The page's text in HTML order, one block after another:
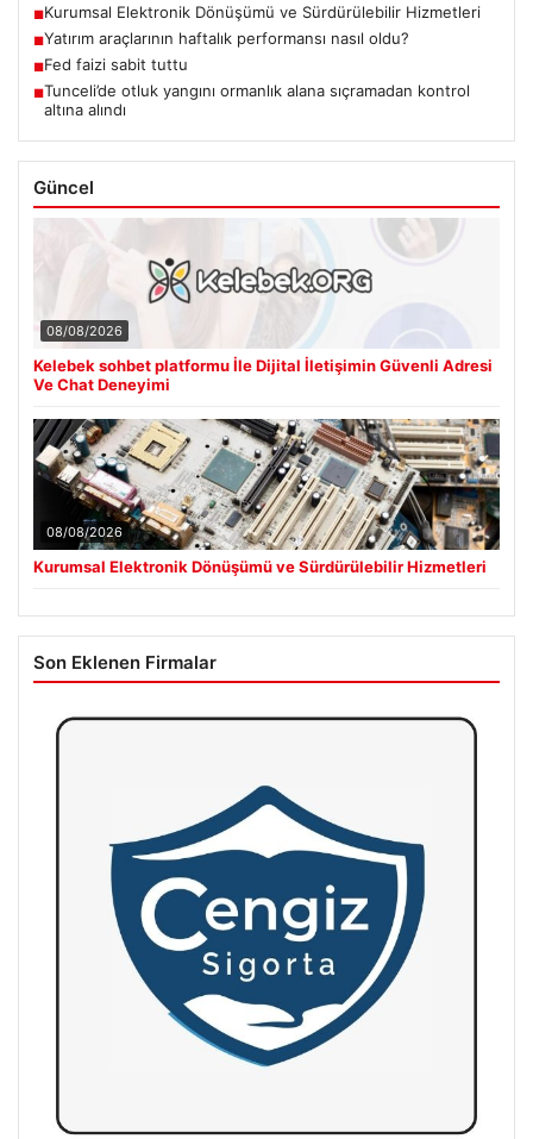
■Kurumsal Elektronik Dönüşümü ve Sürdürülebilir Hizmetleri
■Yatırım araçlarının haftalık performansı nasıl oldu?
■Fed faizi sabit tuttu
■Tunceli’de otluk yangını ormanlık alana sıçramadan kontrol
altına alındı
Güncel
08/08/2026
Kelebek sohbet platformu İle Dijital İletişimin Güvenli Adresi
Ve Chat Deneyimi
08/08/2026
Kurumsal Elektronik Dönüşümü ve Sürdürülebilir Hizmetleri
Son Eklenen Firmalar